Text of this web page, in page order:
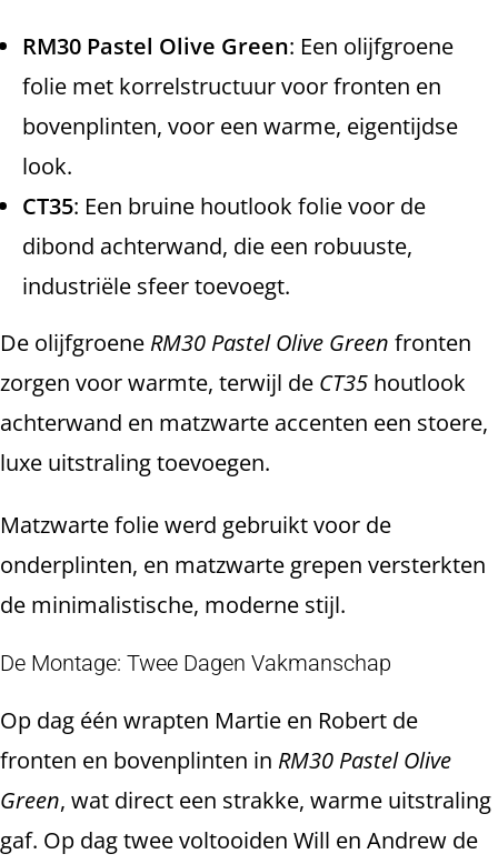
RM30 Pastel Olive Green: Een olijfgroene
folie met korrelstructuur voor fronten en
bovenplinten, voor een warme, eigentijdse
look.
CT35: Een bruine houtlook folie voor de
dibond achterwand, die een robuuste,
industriële sfeer toevoegt.
De olijfgroene RM30 Pastel Olive Green fronten
zorgen voor warmte, terwijl de CT35 houtlook
achterwand en matzwarte accenten een stoere,
luxe uitstraling toevoegen.
Matzwarte folie werd gebruikt voor de
onderplinten, en matzwarte grepen versterkten
de minimalistische, moderne stijl.
De Montage: Twee Dagen Vakmanschap
Op dag één wrapten Martie en Robert de
fronten en bovenplinten in RM30 Pastel Olive
Green, wat direct een strakke, warme uitstraling
gaf. Op dag twee voltooiden Will en Andrew de